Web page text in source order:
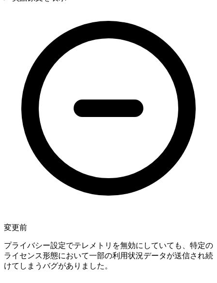
変更前
プライバシー設定でテレメトリを無効にしていても、特定の
ライセンス形態において一部の利用状況データが送信され続
けてしまうバグがありました。